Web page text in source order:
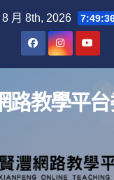
月 8th, 2026
路教學平